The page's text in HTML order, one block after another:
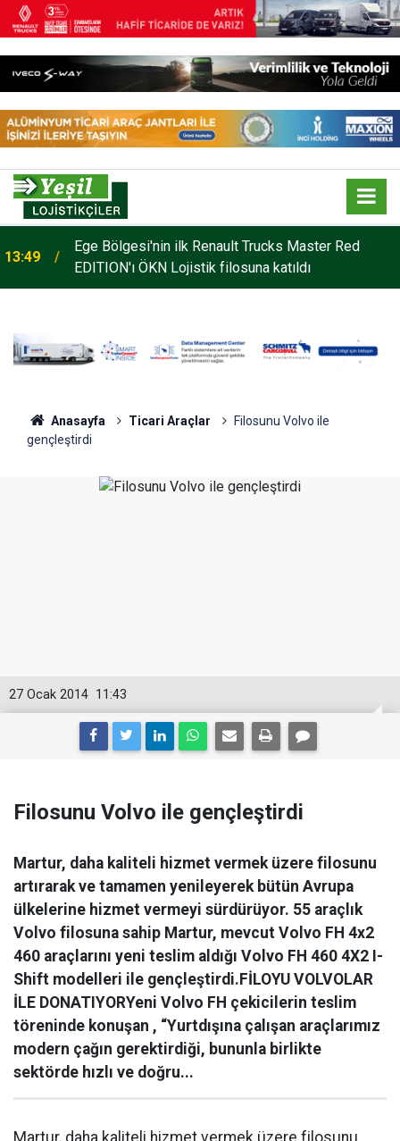
13:49
Ege Bölgesi'nin ilk Renault Trucks Master Red
EDITION'ı ÖKN Lojistik filosuna katıldı
Anasayfa Ticari Araçlar
Filosunu Volvo ile
gençleştirdi
11:43
27 Ocak 2014
Filosunu Volvo ile gençleştirdi
Martur, daha kaliteli hizmet vermek üzere filosunu
artırarak ve tamamen yenileyerek bütün Avrupa
ülkelerine hizmet vermeyi sürdürüyor. 55 araçlık
Volvo filosuna sahip Martur, mevcut Volvo FH 4x2
460 araçlarını yeni teslim aldığı Volvo FH 460 4X2 I-
Shift modelleri ile gençleştirdi.FİLOYU VOLVOLAR
İLE DONATIYORYeni Volvo FH çekicilerin teslim
töreninde konuşan , “Yurtdışına çalışan araçlarımız
modern çağın gerektirdiği, bununla birlikte
sektörde hızlı ve doğru...